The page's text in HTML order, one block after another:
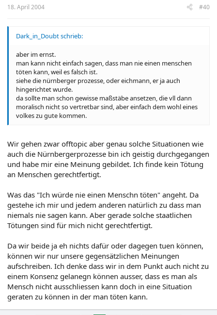
18. April 2004 #40
Dark_in_Doubt schrieb:
aber im ernst.
man kann nicht einfach sagen, dass man nie einen menschen
töten kann, weil es falsch ist.
siehe die nürnberger prozesse, oder eichmann, er ja auch
hingerichtet wurde.
da sollte man schon gewisse maßstäbe ansetzen, die vll dann
moralisch nicht so vertretbar sind, aber einfach dem wohl eines
volkes zu gute kommen.
Wir gehen zwar offtopic aber genau solche Situationen wie
auch die Nürnbergerprozesse bin ich geistig durchgegangen
und habe mir eine Meinung gebildet. Ich finde kein Tötung
an Menschen gerechtfertigt.
Was das "Ich würde nie einen Menschn töten" angeht. Da
gestehe ich mir und jedem anderen natürlich zu dass man
niemals nie sagen kann. Aber gerade solche staatlichen
Tötungen sind für mich nicht gerechtfertigt.
Da wir beide ja eh nichts dafür oder dagegen tuen können,
können wir nur unsere gegensätzlichen Meinungen
aufschreiben. Ich denke dass wir in dem Punkt auch nicht zu
einem Konsenz gelanegn können ausser, dass es man als
Mensch nicht ausschliessen kann doch in eine Situation
geraten zu können in der man töten kann.